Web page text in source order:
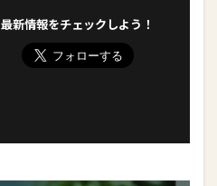
最新情報をチェックしよう！